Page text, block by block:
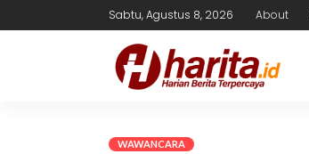
Sabtu, Agustus 8, 2026 About
WAWANCARA